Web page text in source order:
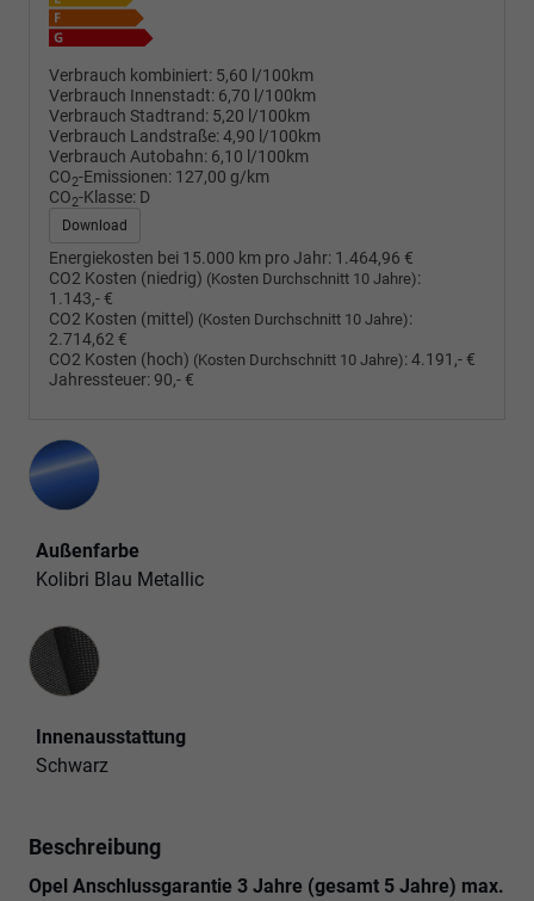
Verbrauch kombiniert: 5,60 l/100km
Verbrauch Innenstadt: 6,70 l/100km
Verbrauch Stadtrand: 5,20 l/100km
Verbrauch Landstraße:4,90 l/100km
Verbrauch Autobahn: 6,10 l/100km
CO2-Emissionen: 127,00 g/km
CO2-Klasse: D
Download
Energiekosten bei 15.000 km pro Jahr: 1.464,96 €
CO2 Kosten (niedrig) (Kosten Durchschnitt 10 Jahre):
1.143,- €
CO2 Kosten (mittel) (Kosten Durchschnitt 10 Jahre):
2.714,62 €
CO2 Kosten (hoch) (Kosten Durchschnitt 10 Jahre):4.191,- €
Jahressteuer: 90,- €
Außenfarbe
Kolibri Blau Metallic
Innenausstattung
Innenausstattung
Schwarz
Beschreibung
Opel Anschlussgarantie 3 Jahre (gesamt 5 Jahre) max.